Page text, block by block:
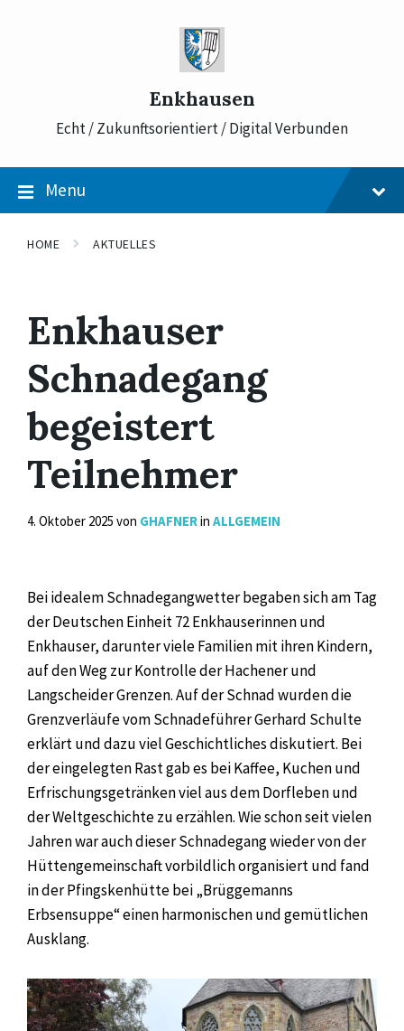
Enkhausen
Echt / Zukunftsorientiert / Digital Verbunden
Menu
HOME AKTUELLES
Enkhauser
Schnadegang
begeistert
Teilnehmer
4. Oktober 2025 von GHAFNERin ALLGEMEIN
Bei idealem Schnadegangwetter begaben sich am Tag
der Deutschen Einheit 72 Enkhauserinnen und
Enkhauser, darunter viele Familien mit ihren Kindern,
auf den Weg zur Kontrolle der Hachener und
Langscheider Grenzen. Auf der Schnad wurden die
Grenzverläufe vom Schnadeführer Gerhard Schulte
erklärt und dazu viel Geschichtliches diskutiert. Bei
der eingelegten Rast gab es bei Kaffee, Kuchen und
Erfrischungsgetränken viel aus dem Dorfleben und
der Weltgeschichte zu erzählen. Wie schon seit vielen
Jahren war auch dieser Schnadegang wieder von der
Hüttengemeinschaft vorbildlich organisiert und fand
in der Pfingskenhütte bei „Brüggemanns
Erbsensuppe“ einen harmonischen und gemütlichen
Ausklang.